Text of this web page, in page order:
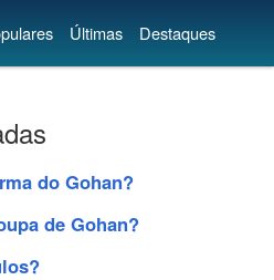
Últimas Destaques
do Gohan?
de Gohan?